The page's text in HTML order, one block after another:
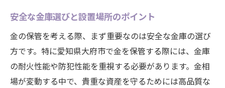
国際市場が及ぼす影響の理解
為替レートと金相場の関係性
愛知県大府市の経済状況が金価格に与える
影響
金相場における季節的な変動パターン
安全な金庫選びと設置場所のポイント
金の保管を考える際、まず重要なのは安全な金庫の選び
方です。特に愛知県大府市で金を保管する際には、金庫
の耐火性能や防犯性能を重視する必要があります。金相
場が変動する中で、貴重な資産を守るためには高品質な